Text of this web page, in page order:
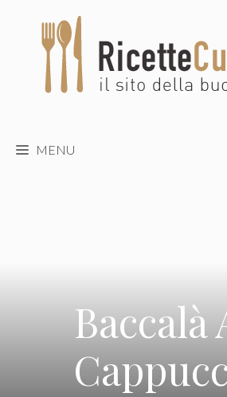
contenuto
MENU
Baccalà